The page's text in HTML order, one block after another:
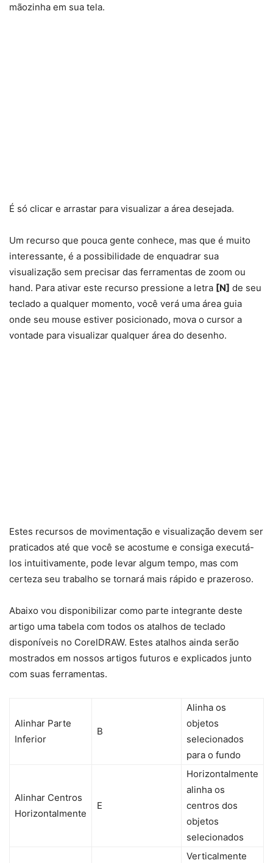
mãozinha em sua tela.
É só clicar e arrastar para visualizar a área desejada.
Um recurso que pouca gente conhece, mas que é muito
interessante, é a possibilidade de enquadrar sua
visualização sem precisar das ferramentas de zoom ou
hand. Para ativar este recurso pressione a letra [N] de seu
teclado a qualquer momento, você verá uma área guia
onde seu mouse estiver posicionado, mova o cursor a
vontade para visualizar qualquer área do desenho.
Estes recursos de movimentação e visualização devem ser
praticados até que você se acostume e consiga executá-
los intuitivamente, pode levar algum tempo, mas com
certeza seu trabalho se tornará mais rápido e prazeroso.
Abaixo vou disponibilizar como parte integrante deste
artigo uma tabela com todos os atalhos de teclado
disponíveis no CorelDRAW. Estes atalhos ainda serão
mostrados em nossos artigos futuros e explicados junto
com suas ferramentas.
Alinhar Parte
Inferior
B
Alinha os
objetos
selecionados
para o fundo
Alinhar Centros
Horizontalmente
E
Horizontalmente
alinha os
centros dos
objetos
selecionados
Verticalmente